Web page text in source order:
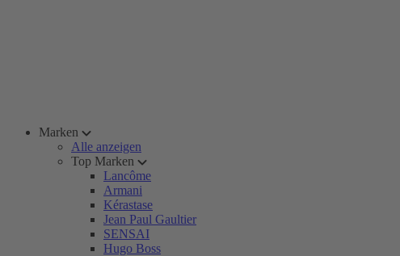
Marken
Alle anzeigen
Top Marken
Lancôme
Armani
Kérastase
Jean Paul Gaultier
SENSAI
Hugo Boss